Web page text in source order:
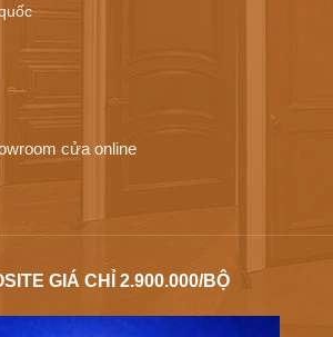
cửa online
GIÁ CHỈ 2.900.000/BỘ